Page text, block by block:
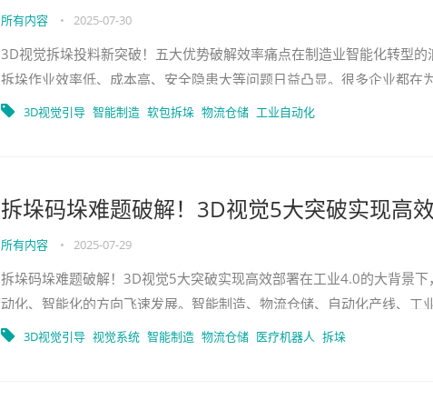
所有内容 • 2025-07-30
3D视觉拆垛投料新突破！五大优势破解效率痛点在制造业智能化转型的
拆垛作业效率低、成本高、安全隐患大等问题日益凸显。很多企业都在
效率问题头疼。3D视觉引导软包拆垛投料技术
3D视觉引导 智能制造 软包拆垛 物流仓储 工业自动化
拆垛码垛难题破解！3D视觉5大突破实现高
所有内容 • 2025-07-29
拆垛码垛难题破解！3D视觉5大突破实现高效部署在工业4.0的大背景下
动化、智能化的方向飞速发展。智能制造、物流仓储、自动化产线、工
识别等技术变得越来越重要。传统的拆垛码
3D视觉引导 视觉系统 智能制造 物流仓储 医疗机器人 拆垛